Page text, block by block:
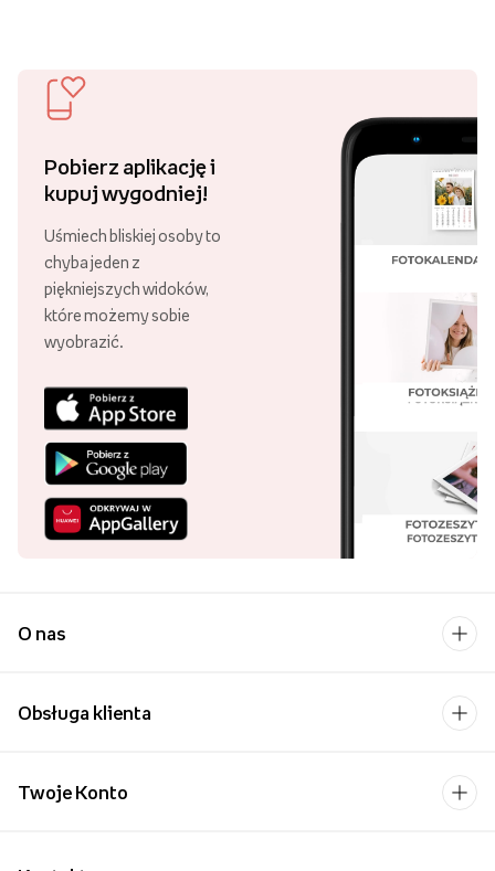
Pobierz aplikację i
kupuj wygodniej!
Uśmiech bliskiej osoby to
chyba jeden z
piękniejszych widoków,
które możemy sobie
wyobrazić.
O nas
Obsługa klienta
Twoje Konto